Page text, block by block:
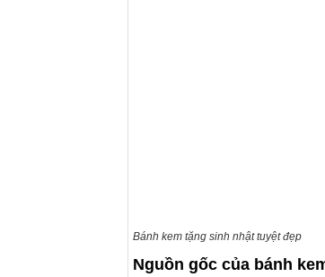
Bánh kem tặng sinh nhật tuyệt đẹp
Nguồn gốc của bánh